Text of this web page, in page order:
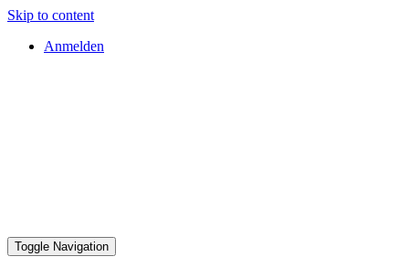
Skip to content
Anmelden
Toggle Navigation